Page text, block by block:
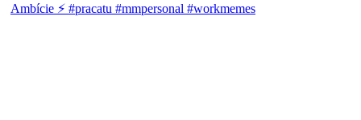
Ambície ⚡ #pracatu #mmpersonal #workmemes